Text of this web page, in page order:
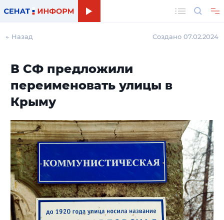
← Назад Создано 07.02.2024
В СФ предложили
переименовать улицы в
Крыму